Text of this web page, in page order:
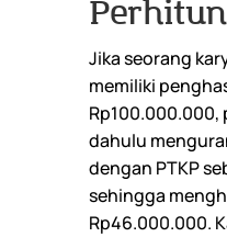
Jika seorang
memiliki
dahulu
dengan PTKP
sehingga
Rp46.000.000.